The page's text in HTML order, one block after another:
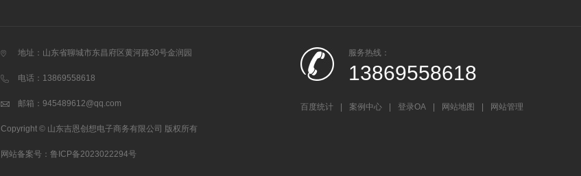
地址：山东省聊城市东昌府区黄河路30号金润园
电话：13869558618
邮箱： 945489612@qq.com
Copyright © 山东吉恩创想电子商务有限公司 版权所有
网站备案号： 鲁ICP备2023022294号
服务热线：
13869558618
百度统计 案例中心 登录OA 网站地图 网站管理